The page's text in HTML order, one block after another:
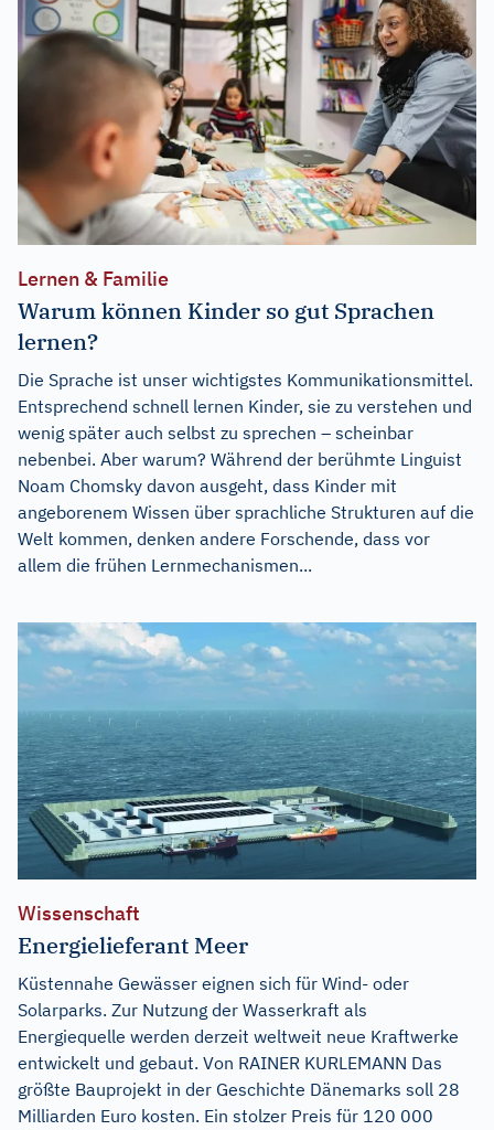
Lernen & Familie
Warum können Kinder so gut Sprachen
lernen?
Die Sprache ist unser wichtigstes Kommunikationsmittel.
Entsprechend schnell lernen Kinder, sie zu verstehen und
wenig später auch selbst zu sprechen – scheinbar
nebenbei. Aber warum? Während der berühmte Linguist
Noam Chomsky davon ausgeht, dass Kinder mit
angeborenem Wissen über sprachliche Strukturen auf die
Welt kommen, denken andere Forschende, dass vor
allem die frühen Lernmechanismen...
Wissenschaft
Energielieferant Meer
Küstennahe Gewässer eignen sich für Wind- oder
Solarparks. Zur Nutzung der Wasserkraft als
Energiequelle werden derzeit weltweit neue Kraftwerke
entwickelt und gebaut. Von RAINER KURLEMANN Das
größte Bauprojekt in der Geschichte Dänemarks soll 28
Milliarden Euro kosten. Ein stolzer Preis für 120 000